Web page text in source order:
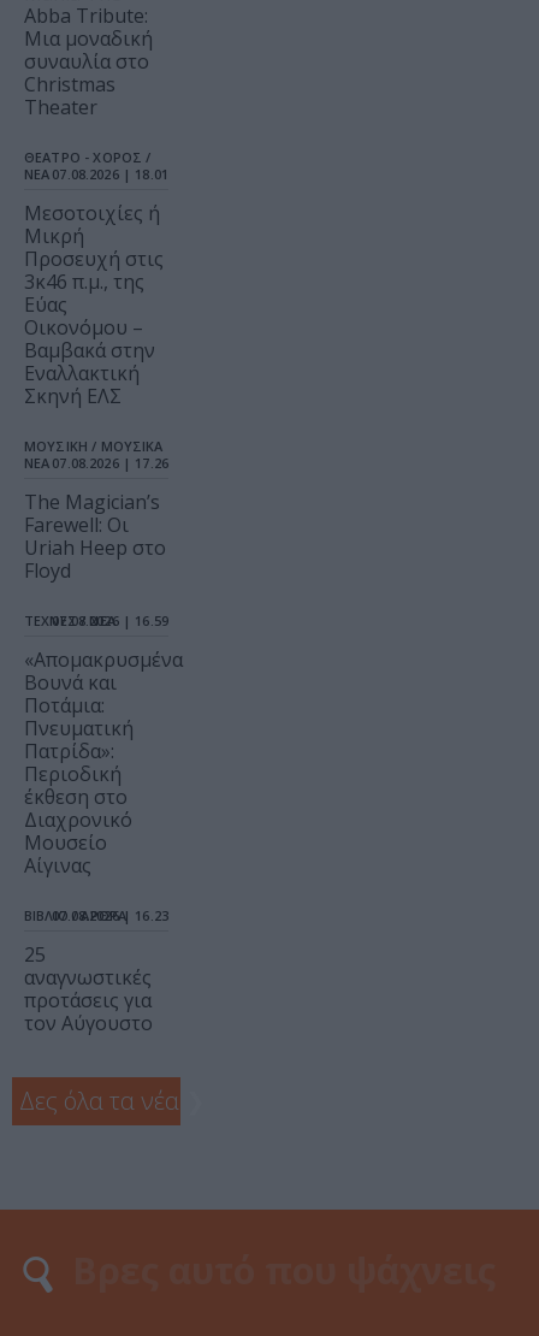
Abba Tribute:
Μια μοναδική
συναυλία στο
Christmas
Theater
ΘΕΑΤΡΟ - ΧΟΡΟΣ /
ΝΕΑ 07.08.2026 | 18.01
Μεσοτοιχίες ή
Μικρή
Προσευχή στις
3κ46 π.μ., της
Εύας
Οικονόμου –
Βαμβακά στην
Εναλλακτική
Σκηνή ΕΛΣ
ΜΟΥΣΙΚΗ / ΜΟΥΣΙΚΑ
ΝΕΑ 07.08.2026 | 17.26
The Magician’s
Farewell: Οι
Uriah Heep στο
Floyd
ΤΕΧΝΕΣ / ΝΕΑ
07.08.2026 | 16.59
«Απομακρυσμένα
Βουνά και
Ποτάμια:
Πνευματική
Πατρίδα»:
Περιοδική
έκθεση στο
Διαχρονικό
Μουσείο
Αίγινας
ΒΙΒΛΙΟ / ΑΡΘΡΑ
07.08.2026 | 16.23
25
αναγνωστικές
προτάσεις για
τον Αύγουστο
Δες όλα τα νέα